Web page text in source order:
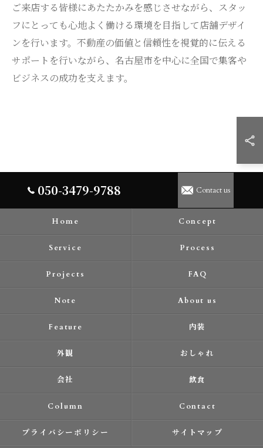
ご来店する皆様にあたたかみを感じさせながら、スタッ
フにとっても心地よく働ける環境を目指して店舗デザイ
ンを行います。不動産の価値と信頼性を視覚的に伝える
サポートを行いながら、名古屋市を中心に全国で集客や
ビジネスの成功を支えます。
050-3479-9788 Contact us
Home Concept
Service Process
Projects FAQ
Note About us
Feature 内装
外観 おしゃれ
会社 飲食
Column Contact
プライバシーポリシー サイトマップ